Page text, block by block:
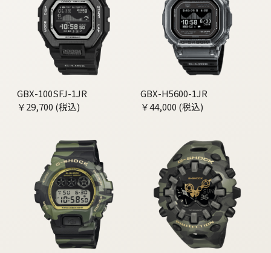
GBX-100SFJ-1JR
￥29,700 (税込)
GBX-H5600-1JR
￥44,000 (税込)